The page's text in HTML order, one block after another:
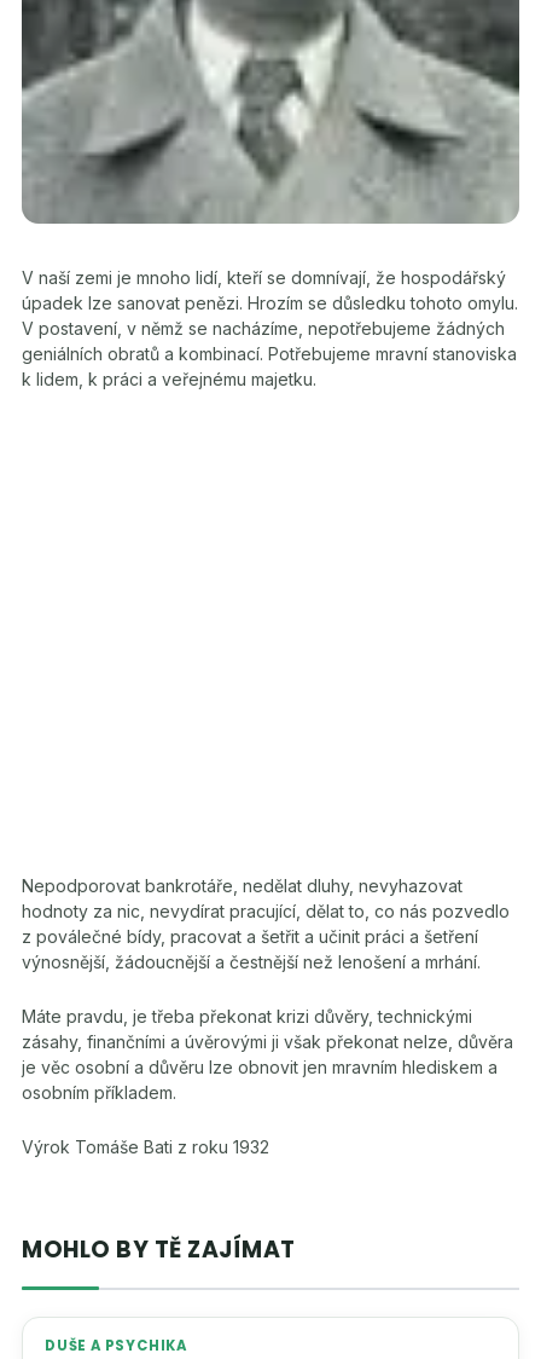
V naší zemi je mnoho lidí, kteří se domnívají, že hospodářský
úpadek lze sanovat penězi. Hrozím se důsledku tohoto omylu.
V postavení, v němž se nacházíme, nepotřebujeme žádných
geniálních obratů a kombinací. Potřebujeme mravní stanoviska
k lidem, k práci a veřejnému majetku.
Nepodporovat bankrotáře, nedělat dluhy, nevyhazovat
hodnoty za nic, nevydírat pracující, dělat to, co nás pozvedlo
z poválečné bídy, pracovat a šetřit a učinit práci a šetření
výnosnější, žádoucnější a čestnější než lenošení a mrhání.
Máte pravdu, je třeba překonat krizi důvěry, technickými
zásahy, finančními a úvěrovými ji však překonat nelze, důvěra
je věc osobní a důvěru lze obnovit jen mravním hlediskem a
osobním příkladem.
Výrok Tomáše Bati z roku 1932
MOHLO BY TĚ ZAJÍMAT
DUŠE A PSYCHIKA